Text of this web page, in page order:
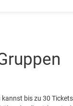
bis zu 30